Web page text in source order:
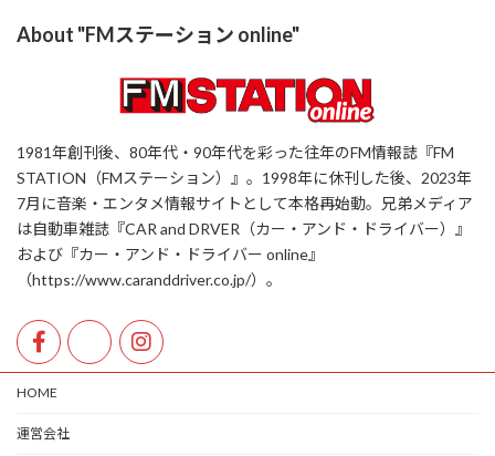
About "FMステーション online"
1981年創刊後、80年代・90年代を彩った往年のFM情報誌『FM
STATION（FMステーション）』。1998年に休刊した後、2023年
7月に音楽・エンタメ情報サイトとして本格再始動。兄弟メディア
は自動車雑誌『CAR and DRVER（カー・アンド・ドライバー）』
および『カー・アンド・ドライバー online』
（https://www.caranddriver.co.jp/）。
HOME
運営会社